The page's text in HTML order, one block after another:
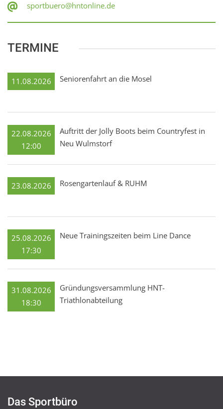
sportbuero@hntonline.de
TERMINE
11.08.2026 Seniorenfahrt an die Mosel
22.08.2026
12:00
Auftritt der Jolly Boots beim Countryfest in
Neu Wulmstorf
23.08.2026 Rosengartenlauf & RUHM
25.08.2026
17:30
Neue Trainingszeiten beim Line Dance
31.08.2026
18:30
Gründungsversammlung HNT-
Triathlonabteilung
Das Sportbüro